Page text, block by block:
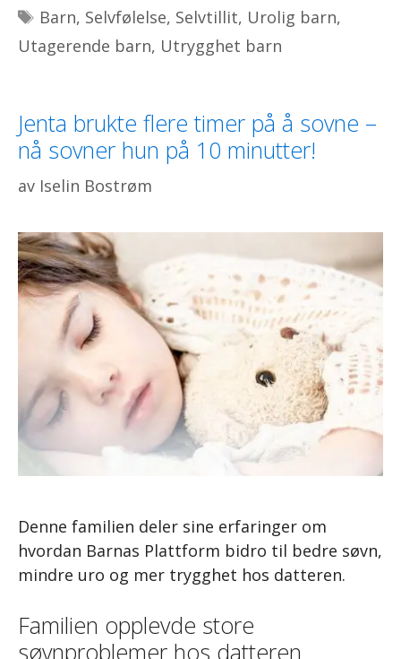
Stikkord
Barn, Selvfølelse, Selvtillit, Urolig barn,
Utagerende barn, Utrygghet barn
Jenta brukte flere timer på å sovne –
nå sovner hun på 10 minutter!
av Iselin Bostrøm
Denne familien deler sine erfaringer om
hvordan Barnas Plattform bidro til bedre søvn,
mindre uro og mer trygghet hos datteren.
Familien opplevde store
søvnproblemer hos datteren